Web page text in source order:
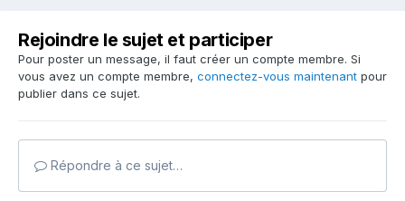
Rejoindre le sujet et participer
Pour poster un message, il faut créer un compte membre. Si
vous avez un compte membre, connectez-vous maintenant pour
publier dans ce sujet.
Répondre à ce sujet…